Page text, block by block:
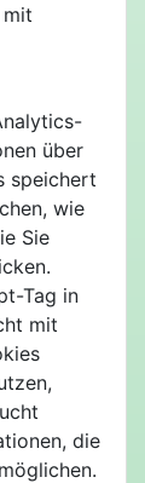
über
speichert
wie
Sie
Tag in
mit
die